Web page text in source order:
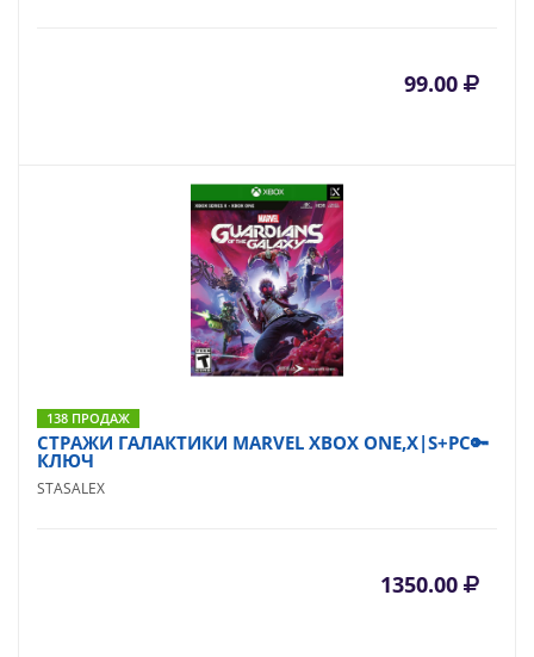
99.00
138 ПРОДАЖ
СТРАЖИ ГАЛАКТИКИ MARVEL XBOX ONE,X|S+PC🔑
КЛЮЧ
STASALEX
1350.00